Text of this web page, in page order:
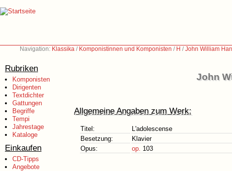
Navigation: Klassika / Komponistinnen und Komponisten / H /John William
Rubriken
Komponisten
Dirigenten
Textdichter
Gattungen
Begriffe
Tempi
Jahrestage
Kataloge
Einkaufen
CD-Tipps
Angebote
John
Allgemeine Angaben zum Werk:
Titel:
L'adolescense
Besetzung:
Klavier
Opus:
op. 103